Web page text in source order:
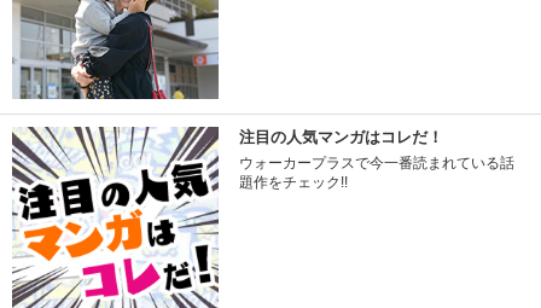
注目の人気マンガはコレだ！
ウォーカープラスで今一番読まれている話
題作をチェック!!